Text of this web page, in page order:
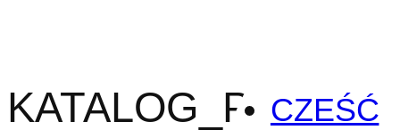
CZEŚĆ
KATALOG_Puff-